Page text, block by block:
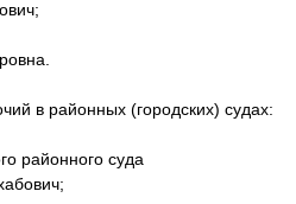
в районных (городских) судах:
районного суда